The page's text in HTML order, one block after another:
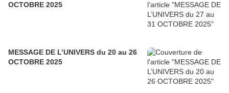
OCTOBRE 2025
MESSAGE DE L’UNIVERS du 20 au 26
OCTOBRE 2025